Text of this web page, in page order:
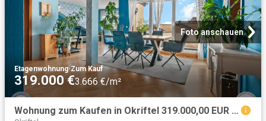
Foto anschauen
Etagenwohnung·Zum Kauf
319.000 €3.666 €/m²
Wohnung zum Kaufen in Okriftel 319.000,00 EUR 87 m²